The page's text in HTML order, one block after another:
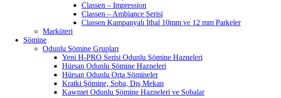
Classen – Impression
Classen – Ambiance Serisi
Classen Kampanyalı İthal 10mm ve 12 mm Parkeler
Marküteri
Şömine
Odunlu Şömine Grupları
Yeni H-PRO Serisi Odunlu Şömine Hazneleri
Hürsan Odunlu Şömine Hazneleri
Hürsan Odunlu Orta Şömineler
Kratki Şömine, Soba, Dış Mekan
Kawmet Odunlu Şömine Hazneleri ve Sobalar